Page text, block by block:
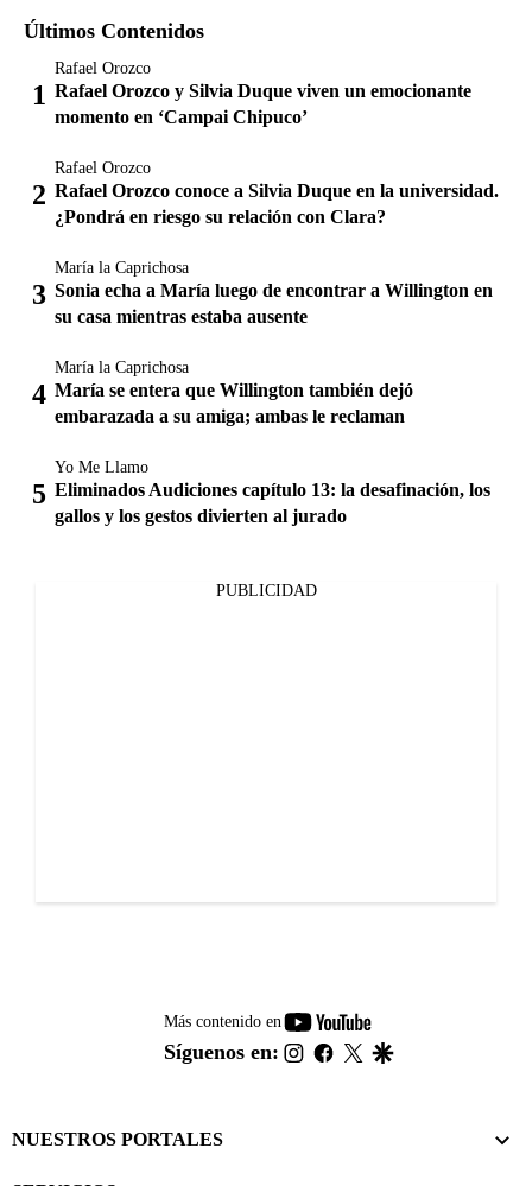
Últimos Contenidos
Rafael Orozco
Rafael Orozco y Silvia Duque viven un emocionante
momento en ‘Campai Chipuco’
Rafael Orozco
Rafael Orozco conoce a Silvia Duque en la universidad.
¿Pondrá en riesgo su relación con Clara?
María la Caprichosa
Sonia echa a María luego de encontrar a Willington en
su casa mientras estaba ausente
María la Caprichosa
María se entera que Willington también dejó
embarazada a su amiga; ambas le reclaman
Yo Me Llamo
Eliminados Audiciones capítulo 13: la desafinación, los
gallos y los gestos divierten al jurado
PUBLICIDAD
Más contenido en
youtube-
footer
Síguenos en: instagram
facebook
twitter
NUESTROS PORTALES